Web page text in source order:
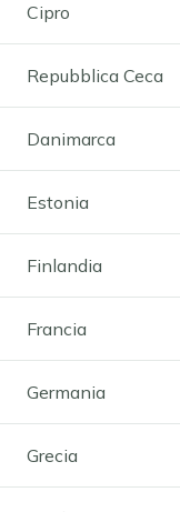
Cipro
Repubblica Ceca
Danimarca
Estonia
Finlandia
Francia
Germania
Grecia